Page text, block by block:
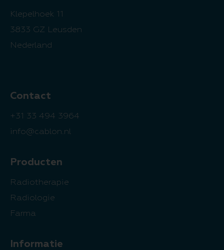
Klepelhoek 11
3833 GZ Leusden
Nederland
Contact
+31 33 494 3964
info@cablon.nl
Producten
Radiotherapie
Radiologie
Farma
Informatie